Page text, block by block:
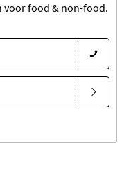
voor food & non-food.